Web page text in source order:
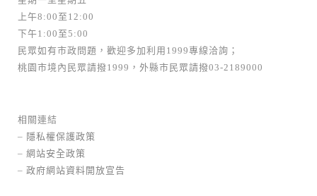
上午8:00至12:00
下午1:00至5:00
民眾如有市政問題，歡迎多加利用1999專線洽詢；
桃園市境內民眾請撥1999，外縣市民眾請撥03-2189000
相關連結
– 隱私權保護政策
– 網站安全政策
– 政府網站資料開放宣告